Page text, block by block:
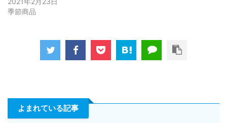
季節商品
よまれている記事